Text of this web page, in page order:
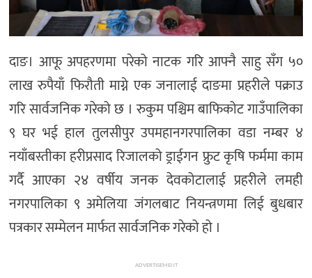
दाङ। आफू अपहरणमा परेको नाटक गरि आफ्नै साहु सँग ५०
लाख रुपैयाँ फिरौती माग्ने एक जनालाई दाङमा प्रहरीले पक्राउ
गरि सार्वजनिक गरेको छ । रुकुम पश्चिम बाफिकोट गाउँपालिका
९ घर भई हाल तुलसीपुर उपमहानगरपालिका वडा नम्बर ४
नयाँबस्तीका हरीप्रसाद रिजालको ड्राईगन फ्रुट कृषि फर्ममा काम
गर्दै आएका २४ वर्षीय जनक देवकोटालाई प्रहरीले लमही
नगरपालिका ९ अमेलिया जंगलबाट नियन्त्रणमा लिई बुधबार
पत्रकार सम्मेलन मार्फत सार्वजनिक गरेको हो ।
ADVERTISEMENT